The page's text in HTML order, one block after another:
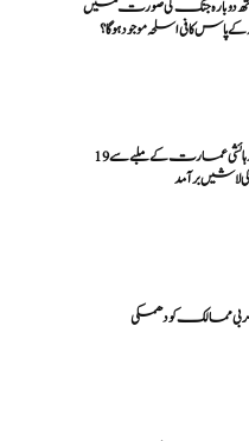
دوبارہ جنگ کی صورت میں
کافی اسلحہ موجود ہوگا؟
غزہ میں رہائشی عمارت کے ملبے سے 19
لاشیں برآمد
ممالک کو دھمکی